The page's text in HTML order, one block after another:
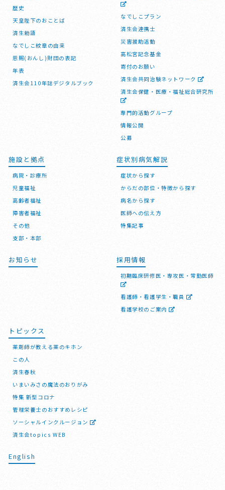
歴史
天皇陛下のおことば
済生勅語
なでしこ紋章の由来
恩賜(おんし)財団の表記
年表
済生会110年誌デジタルブック
なでしこプラン
済生会連携士
災害援助活動
高松宮記念基金
寄付のお願い
済生会共同治験ネットワーク
済生会保健・医療・福祉総合研究所
専門的活動グループ
情報公開
公募
施設と拠点
病院・診療所
児童福祉
高齢者福祉
障害者福祉
その他
支部・本部
症状別病気解説
症状から探す
からだの部位・特徴から探す
病名から探す
医師への伝え方
特集記事
お知らせ 採用情報
初期臨床研修医・専攻医・常勤医師
看護師・看護学生・職員
看護学校のご案内
トピックス
薬剤師が教える薬のキホン
この人
済生春秋
いまいみさの魔法のおりがみ
特集 新型コロナ
管理栄養士のおすすめレシピ
ソーシャルインクルージョン
済生会topics WEB
English